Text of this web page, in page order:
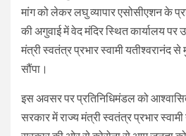
मांग को लेकर लघु व्यापार एसोसीएशन के
की अगुवाई में वेद मंदिर स्थित कार्यालय पर
मंत्री स्वतंत्र प्रभार स्वामी यतीश्वरानंद
सौंपा।
इस अवसर पर प्रतिनिधिमंडल को
सरकार में राज्य मंत्री स्वतंत्र प्रभार